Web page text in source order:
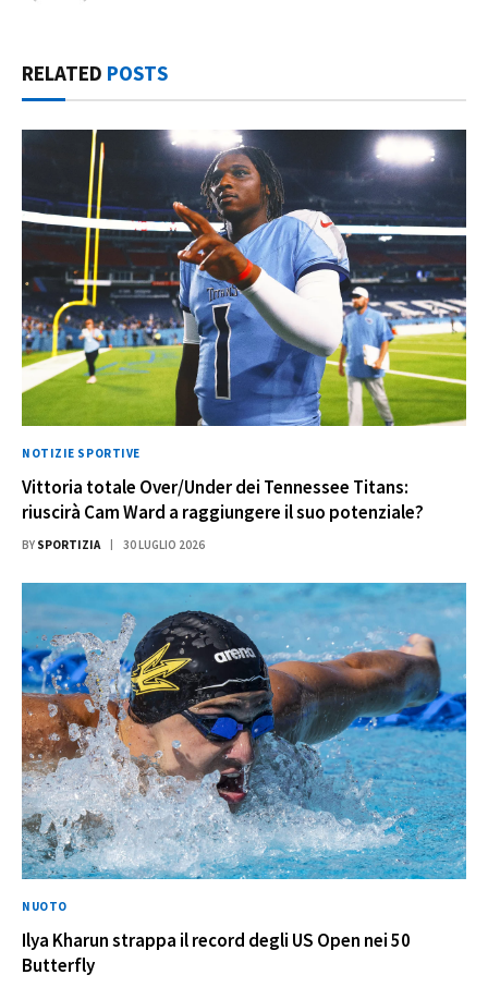
RELATED POSTS
NOTIZIE SPORTIVE
Vittoria totale Over/Under dei Tennessee Titans:
riuscirà Cam Ward a raggiungere il suo potenziale?
BY SPORTIZIA 30 LUGLIO 2026
NUOTO
Ilya Kharun strappa il record degli US Open nei 50
Butterfly